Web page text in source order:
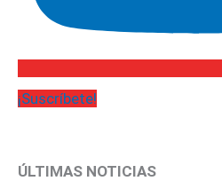
¡Suscríbete!
ÚLTIMAS NOTICIAS